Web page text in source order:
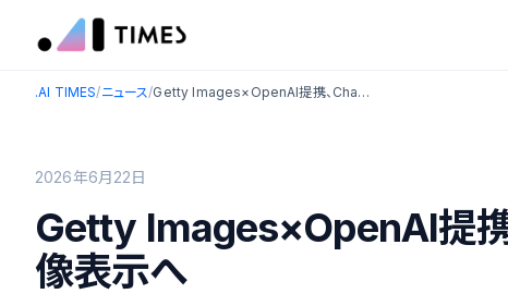
.AI TIMES/ニュース/ Getty Images×OpenAI提携、ChatGPTにライセンス画像表示へ
2026年6月22日
Getty Images×OpenAI提携
像表示へ